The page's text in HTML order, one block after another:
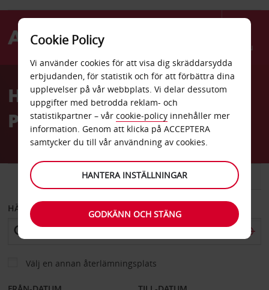
Menu
AvisHyrbil parkering VINCI
Place Concorde
SKÅPBIL
HÄMTA FRÅN
Välj en annan återlämningsplats
Cookie Policy
Vi använder cookies för att visa dig skräddarsydda
erbjudanden, för statistik och för att förbättra dina
upplevelser på vår webbplats. Vi delar dessutom
uppgifter med betrodda reklam- och
statistikpartner – vår cookie-policy innehåller mer
information. Genom att klicka på ACCEPTERA
samtycker du till vår användning av cookies.
HANTERA INSTÄLLNINGAR
GODKÄNN OCH STÄNG